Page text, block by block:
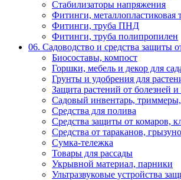
Стабилизаторы напряжения
Фитинги, металлопластиковая
Фитинги, труба ПНД
Фитинги, труба полипропилен
06. Садоводство и средства защиты
Биосоставы, компост
Горшки, мебель и декор для
Грунты и удобрения для
Защита растений от болезней и
Садовый инвентарь, триммеры,
Средства для полива
Средства защиты от комаров,
Средства от тараканов,
Сумка-тележка
Товары для рассады
Укрывной материал, парники
Ультразвуковые устройства